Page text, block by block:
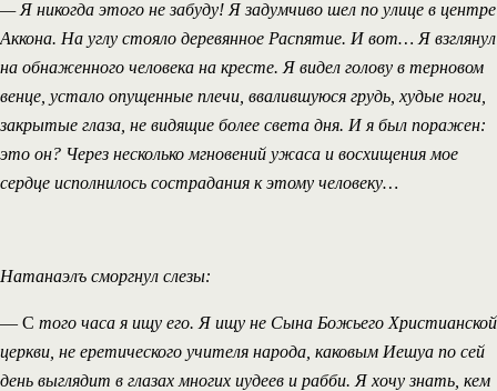
— Я никогда этого не забуду! Я задумчиво шел по улице в центре
Аккона. На углу стояло деревянное Распятие. И вот… Я взглянул
на обнаженного человека на кресте. Я видел голову в терновом
венце, устало опущенные плечи, ввалившуюся грудь, худые ноги,
закрытые глаза, не видящие более света дня. И я был поражен:
это он? Через несколько мгновений ужаса и восхищения мое
сердце исполнилось сострадания к этому человеку…
Натанаэлъ сморгнул слезы:
— С того часа я ищу его. Я ищу не Сына Божьего Христианской
церкви, не еретического учителя народа, каковым Иешуа по сей
день выглядит в глазах многих иудеев и рабби. Я хочу знать, кем